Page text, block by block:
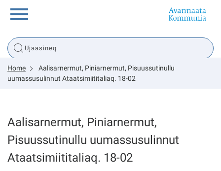
Innuttaasunut
Inuussutissarsiorneq
Tassaarsuaq
Home
Aalisarnermut, Piniarnermut, Pisuussutinullu
uumassusulinnut Ataatsimiititaliaq. 18-02
Aalisarnermut, Piniarnermut,
Pisuussutinullu uumassusulinnut
Ataatsimiititaliaq. 18-02